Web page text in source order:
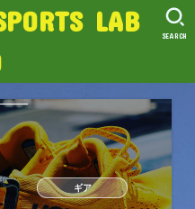
LAB
SEARCH
ギア